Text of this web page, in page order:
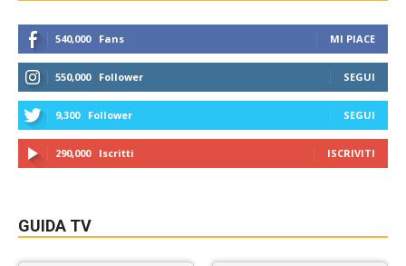
540,000 Fans MI PIACE
550,000 Follower SEGUI
9,300 Follower SEGUI
290,000 Iscritti ISCRIVITI
GUIDA TV